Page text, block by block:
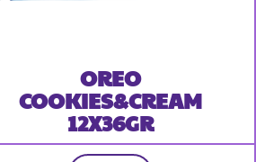
OREO
COOKIES&CREAM
12X36GR